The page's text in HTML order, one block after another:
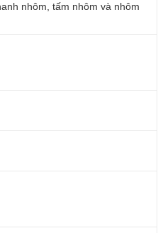
nhôm, tấm nhôm và nhôm